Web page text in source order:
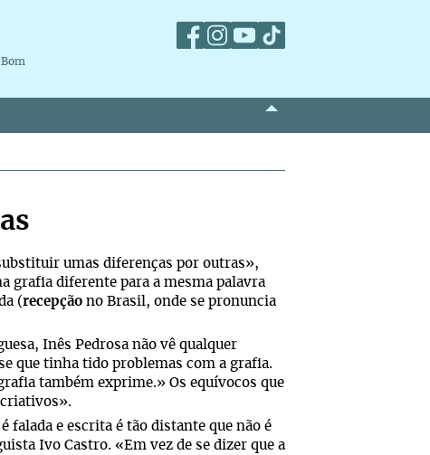
umas diferenças por outras»,
grafia diferente para a mesma palavra
(recepção no Brasil, onde se pronuncia
Inês Pedrosa não vê qualquer
que tinha tido problemas com a grafia.
também exprime.» Os equívocos que
falada e escrita é tão distante que não é
Ivo Castro. «Em vez de se dizer que a